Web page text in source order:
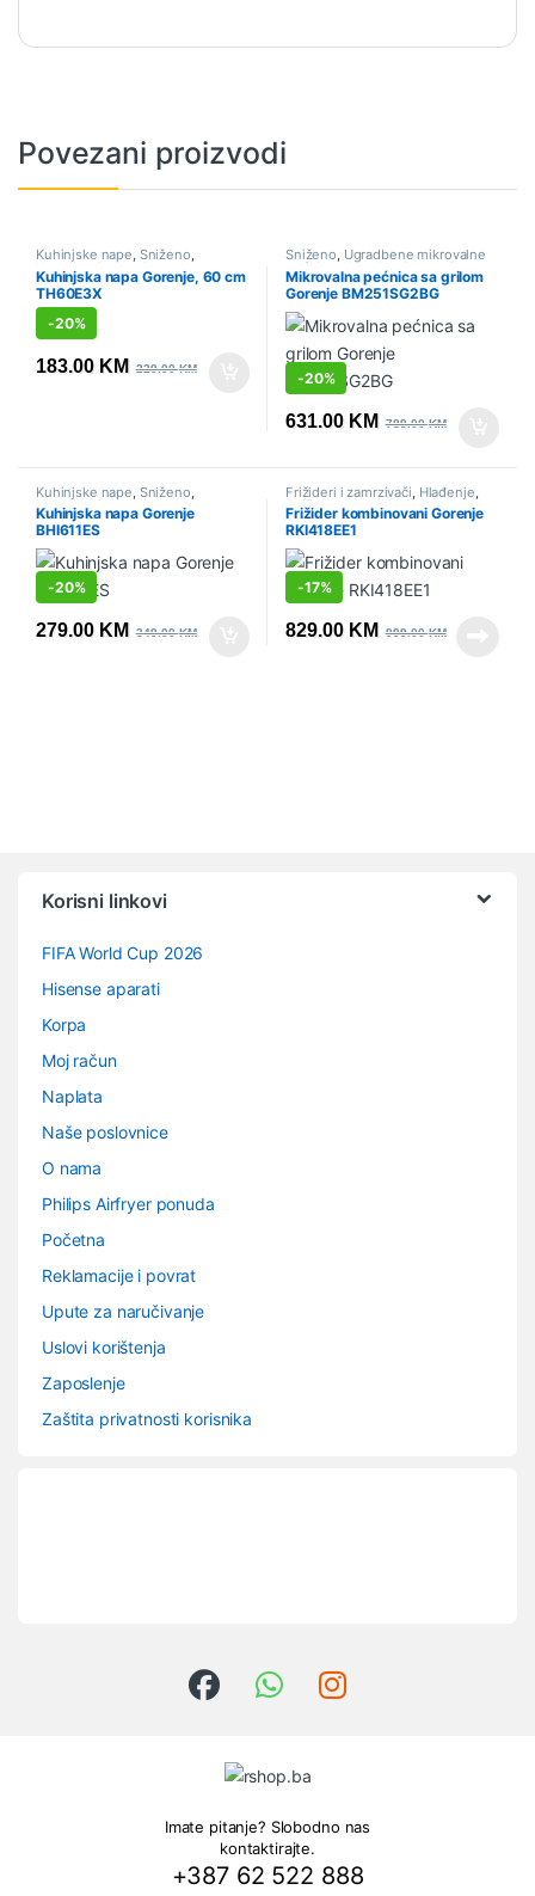
Povezani proizvodi
Kuhinjske nape, Sniženo,
Ugradbeni aparati
Kuhinjska napa Gorenje, 60 cm
TH60E3X
-20%
183.00 KM 229.00KM
Sniženo, Ugradbene mikrovalne
pećnice ,Ugradbeni aparati
Mikrovalna pećnica sa grilom
Gorenje BM251SG2BG
-20%
631.00 KM 789.00KM
Kuhinjske nape Sniženo
Ugradbeni aparati
Kuhinjska napa Gorenje
BHI611ES
-20%
279.00 KM 349.00KM
Frižideri i zamrzivači Hlađenje
Sniženo ,Ugradbeni aparati
Ugradbeni frižideri
Frižider kombinovani Gorenje
RKI418EE1
-17%
829.00 KM 999.00KM
Korisni linkovi
FIFA World Cup 2026
Hisense aparati
Korpa
Moj račun
Naplata
Naše poslovnice
O nama
Philips Airfryer ponuda
Početna
Reklamacije i povrat
Upute za naručivanje
Uslovi korištenja
Zaposlenje
Zaštita privatnosti korisnika
Imate pitanje? Slobodno nas
kontaktirajte.
+387 62 522 888